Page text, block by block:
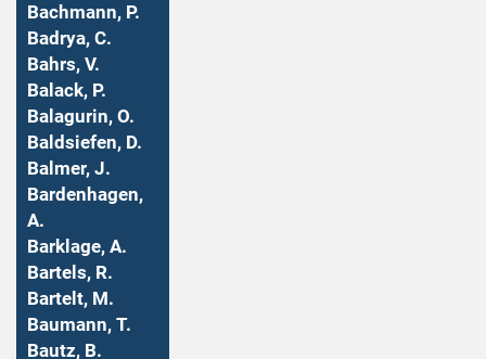
Bachmann, P.
Badrya, C.
Bahrs, V.
Balack, P.
Balagurin, O.
Baldsiefen, D.
Balmer, J.
Bardenhagen,
A.
Barklage, A.
Bartels, R.
Bartelt, M.
Baumann, T.
Bautz, B.